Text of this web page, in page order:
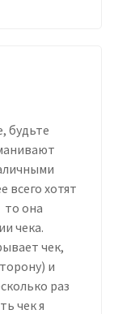
будьте
всего хотят
то она
чека.
чек,
и
раз
чек я